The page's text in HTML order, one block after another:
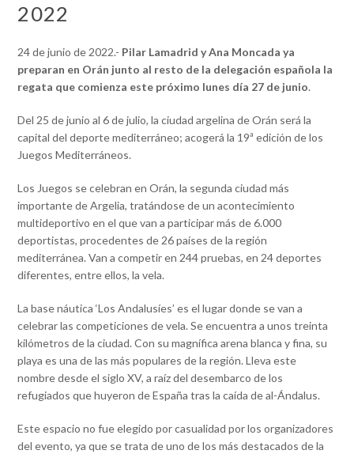
2022
24 de junio de 2022.- Pilar Lamadrid y Ana Moncada ya
preparan en Orán junto al resto de la delegación española la
regata que comienza este próximo lunes día 27 de junio.
Del 25 de junio al 6 de julio, la ciudad argelina de Orán será la
capital del deporte mediterráneo; acogerá la 19ª edición de los
Juegos Mediterráneos.
Los Juegos se celebran en Orán, la segunda ciudad más
importante de Argelia, tratándose de un acontecimiento
multideportivo en el que van a participar más de 6.000
deportistas, procedentes de 26 países de la región
mediterránea. Van a competir en 244 pruebas, en 24 deportes
diferentes, entre ellos, la vela.
La base náutica ‘Los Andalusíes’ es el lugar donde se van a
celebrar las competiciones de vela. Se encuentra a unos treinta
kilómetros de la ciudad. Con su magnífica arena blanca y fina, su
playa es una de las más populares de la región. Lleva este
nombre desde el siglo XV, a raíz del desembarco de los
refugiados que huyeron de España tras la caída de al-Ándalus.
Este espacio no fue elegido por casualidad por los organizadores
del evento, ya que se trata de uno de los más destacados de la